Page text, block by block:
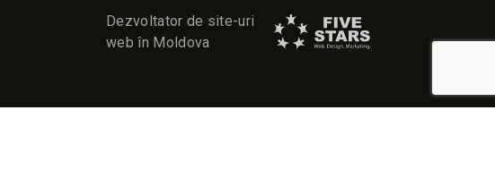
Dezvoltator de site-uri
web în Moldova